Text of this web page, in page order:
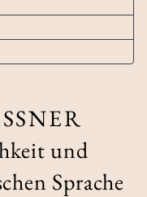
und
Sprache